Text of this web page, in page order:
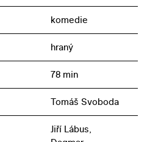
komedie
hraný
78 min
Tomáš Svoboda
Jiří Lábus,